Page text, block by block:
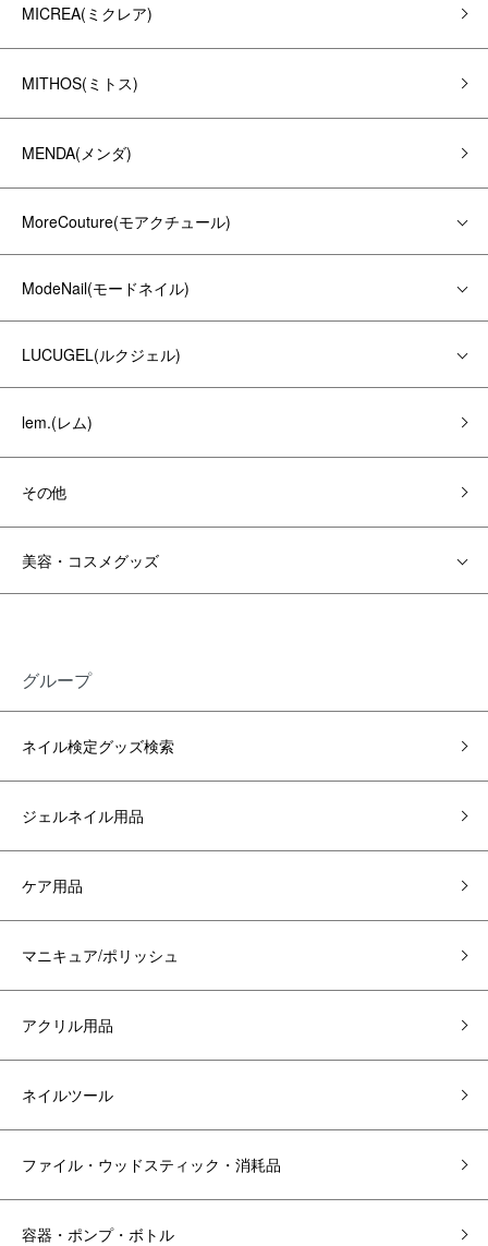
MICREA(ミクレア)
MITHOS(ミトス)
MENDA(メンダ)
MoreCouture(モアクチュール)
ModeNail(モードネイル)
LUCUGEL(ルクジェル)
lem.(レム)
その他
美容・コスメグッズ
グループ
ネイル検定グッズ検索
ジェルネイル用品
ケア用品
マニキュア/ポリッシュ
アクリル用品
ネイルツール
ファイル・ウッドスティック・消耗品
容器・ポンプ・ボトル